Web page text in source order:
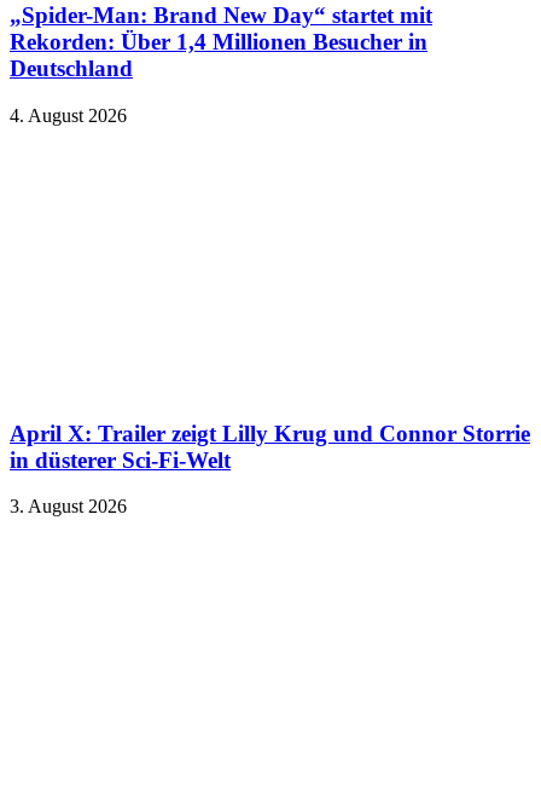
„Spider-Man: Brand New Day“ startet mit
Rekorden: Über 1,4 Millionen Besucher in
Deutschland
4. August 2026
April X: Trailer zeigt Lilly Krug und Connor Storrie
in düsterer Sci-Fi-Welt
3. August 2026